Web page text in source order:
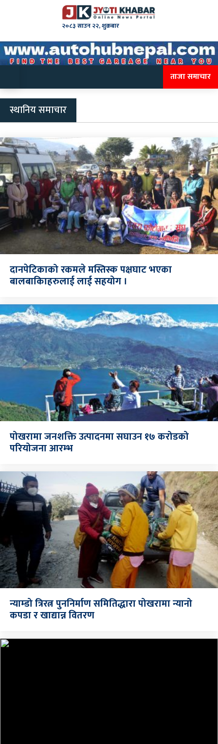
२०८३ साउन २२, शुक्रबार
ताजा समाचार
स्थानिय समाचार
दानपेटिकाको रकमले मस्तिस्क पक्षघाट भएका
बालबाकिाहरुलाई लाई सहयोग ।
पोखरामा जनशक्ति उत्पादनमा सघाउन १७ करोडको
परियोजना आरम्भ
न्याम्डो त्रिरत्न पुननिर्माण समितिद्धारा पोखरामा न्यानो
कपडा र खाद्यान्न वितरण